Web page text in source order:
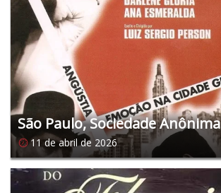
São Paulo, Sociedade Anônima
11 de abril de 2026